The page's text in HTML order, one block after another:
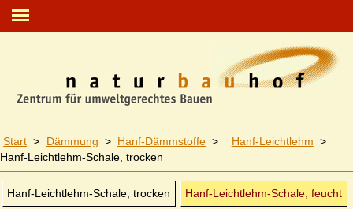
Start > Dämmung > Hanf-Dämmstoffe > Hanf-Leichtlehm >
Hanf-Leichtlehm-Schale, trocken
Hanf-Leichtlehm-Schale, trocken Hanf-Leichtlehm-Schale, feucht